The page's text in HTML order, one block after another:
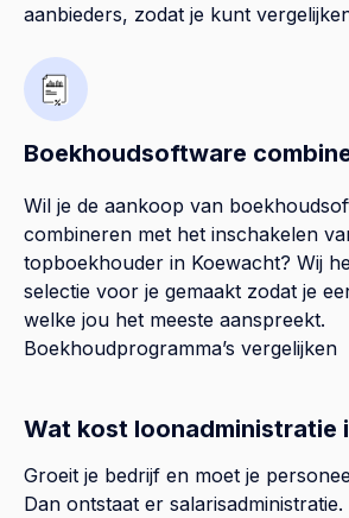
aanbieders, zodat je kunt
Boekhoudsoftware
Wil je de aankoop van
combineren met het inschakelen
topboekhouder in Koewacht? Wij
selectie voor je gemaakt zodat je
welke jou het meeste aanspreekt.
Boekhoudprogramma’s vergelijken
Wat kost loonadministratie
Groeit je bedrijf en moet je
Dan ontstaat er